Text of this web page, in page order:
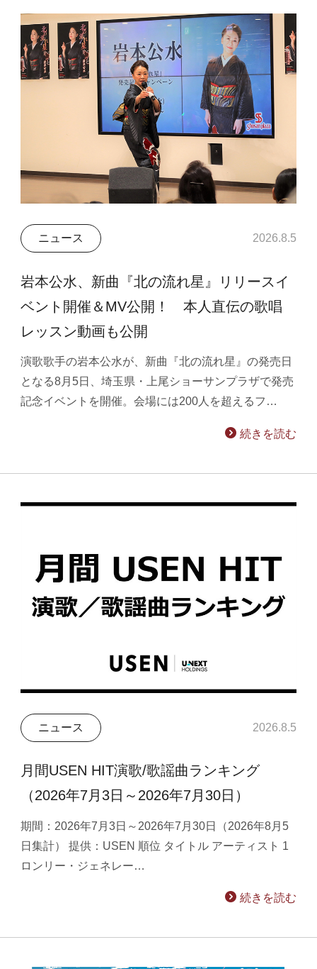
ニュース 2026.8.5
岩本公水、新曲『北の流れ星』リリースイ
ベント開催＆MV公開！ 本人直伝の歌唱
レッスン動画も公開
演歌歌手の岩本公水が、新曲『北の流れ星』の発売日
となる8月5日、埼玉県・上尾ショーサンプラザで発売
記念イベントを開催。会場には200人を超えるフ…
続きを読む
ニュース 2026.8.5
月間USEN HIT演歌/歌謡曲ランキング
（2026年7月3日～2026年7月30日）
期間：2026年7月3日～2026年7月30日（2026年8月5
日集計） 提供：USEN 順位 タイトル アーティスト 1
ロンリー・ジェネレー…
続きを読む